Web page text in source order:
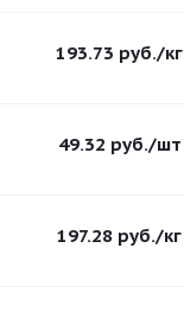
193.73 руб./кг
49.32 руб./шт
197.28 руб./кг